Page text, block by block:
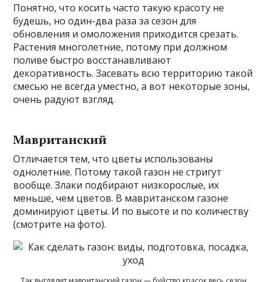
Понятно, что косить часто такую красоту не
будешь, но один-два раза за сезон для
обновления и омоложения приходится срезать.
Растения многолетние, потому при должном
поливе быстро восстанавливают
декоративность. Засевать всю территорию такой
смесью не всегда уместно, а вот некоторые зоны,
очень радуют взгляд.
Мавританский
Отличается тем, что цветы использованы
однолетние. Потому такой газон не стригут
вообще. Злаки подбирают низкорослые, их
меньше, чем цветов. В мавританском газоне
доминируют цветы. И по высоте и по количеству
(смотрите на фото).